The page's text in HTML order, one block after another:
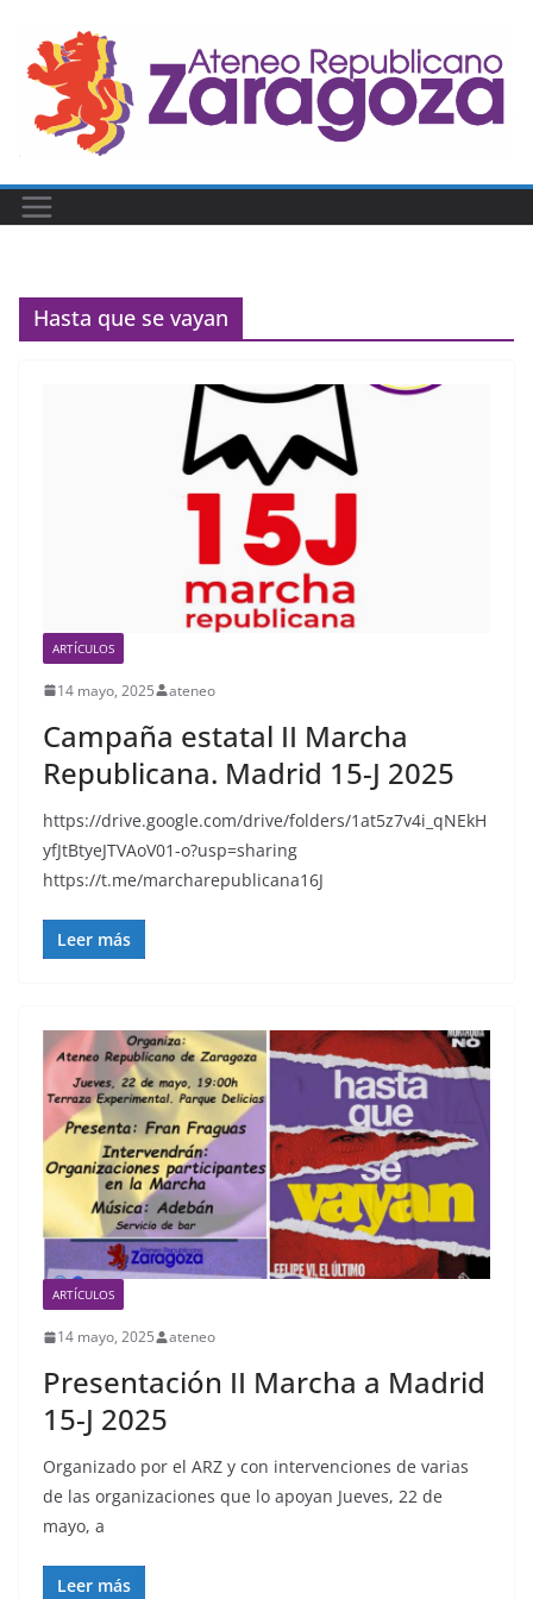
contenido
Hasta que se vayan
ARTÍCULOS
14 mayo, 2025 ateneo
Campaña estatal II Marcha
Republicana. Madrid 15-J 2025
https://drive.google.com/drive/folders/1at5z7v4i_qNEkH
yfJtBtyeJTVAoV01-o?usp=sharing
https://t.me/marcharepublicana16J
Leer más
ARTÍCULOS
14 mayo, 2025 ateneo
Presentación II Marcha a Madrid
15-J 2025
Organizado por el ARZ y con intervenciones de varias
de las organizaciones que lo apoyan Jueves, 22 de
mayo, a
Leer más